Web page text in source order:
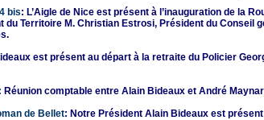
bis: L’Aigle de Nice est présent à l’inauguration de la
du Territoire M. Christian Estrosi, Président du Conseil
est présent au départ à la retraite du Policier
Réunion comptable entre Alain Bideaux et André
de Bellet: Notre Président Alain Bideaux est